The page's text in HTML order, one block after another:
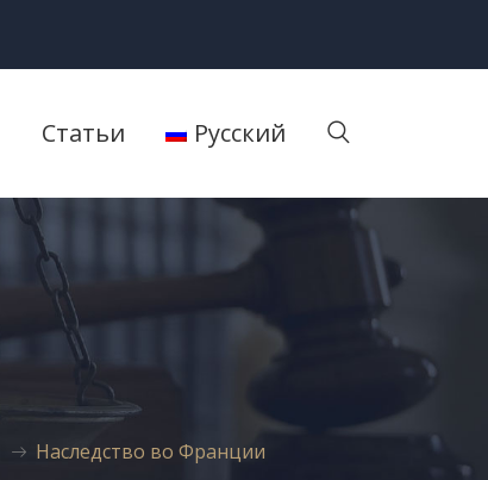
Статьи Русский
Наследство во Франции